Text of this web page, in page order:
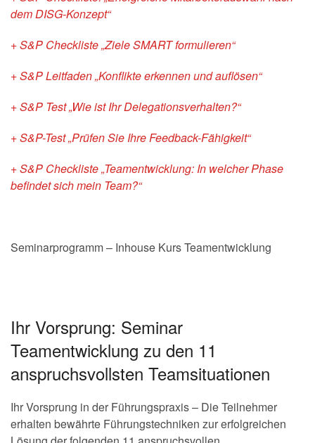
dem DISG-Konzept“
+ S&P Checkliste „Ziele SMART formulieren“
+ S&P Leitfaden „Konflikte erkennen und auflösen“
+ S&P Test „Wie ist Ihr Delegationsverhalten?“
+ S&P-Test „Prüfen Sie Ihre Feedback-Fähigkeit“
+ S&P Checkliste „Teamentwicklung: In welcher Phase
befindet sich mein Team?“
Seminarprogramm – Inhouse Kurs Teamentwicklung
Ihr Vorsprung: Seminar
Teamentwicklung zu den 11
anspruchsvollsten Teamsituationen
Ihr Vorsprung in der Führungspraxis – Die Teilnehmer
erhalten bewährte Führungstechniken zur erfolgreichen